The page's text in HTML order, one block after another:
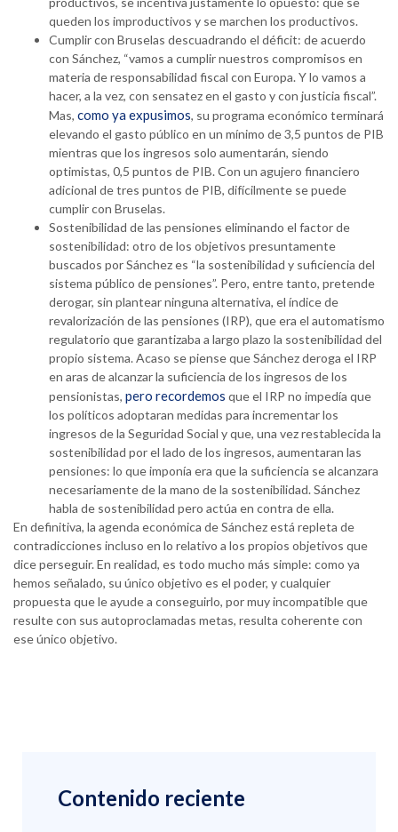
queden los improductivos y se marchen los productivos.
Cumplir con Bruselas descuadrando el déficit: de acuerdo
con Sánchez, “vamos a cumplir nuestros compromisos en
materia de responsabilidad fiscal con Europa. Y lo vamos a
hacer, a la vez, con sensatez en el gasto y con justicia fiscal”.
Mas, como ya expusimos, su programa económico terminará
elevando el gasto público en un mínimo de 3,5 puntos de PIB
mientras que los ingresos solo aumentarán, siendo
optimistas, 0,5 puntos de PIB. Con un agujero financiero
adicional de tres puntos de PIB, difícilmente se puede
cumplir con Bruselas.
Sostenibilidad de las pensiones eliminando el factor de
sostenibilidad: otro de los objetivos presuntamente
buscados por Sánchez es “la sostenibilidad y suficiencia del
sistema público de pensiones”. Pero, entre tanto, pretende
derogar, sin plantear ninguna alternativa, el índice de
revalorización de las pensiones (IRP), que era el automatismo
regulatorio que garantizaba a largo plazo la sostenibilidad del
propio sistema. Acaso se piense que Sánchez deroga el IRP
en aras de alcanzar la suficiencia de los ingresos de los
pensionistas, pero recordemos que el IRP no impedía que
los políticos adoptaran medidas para incrementar los
ingresos de la Seguridad Social y que, una vez restablecida la
sostenibilidad por el lado de los ingresos, aumentaran las
pensiones: lo que imponía era que la suficiencia se alcanzara
necesariamente de la mano de la sostenibilidad. Sánchez
habla de sostenibilidad pero actúa en contra de ella.
En definitiva, la agenda económica de Sánchez está repleta de
contradicciones incluso en lo relativo a los propios objetivos que
dice perseguir. En realidad, es todo mucho más simple: como ya
hemos señalado, su único objetivo es el poder, y cualquier
propuesta que le ayude a conseguirlo, por muy incompatible que
resulte con sus autoproclamadas metas, resulta coherente con
ese único objetivo.
Contenido reciente